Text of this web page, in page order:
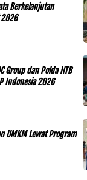
Berkelanjutan
2026
Group dan Polda NTB
Indonesia 2026
UMKM Lewat Program